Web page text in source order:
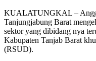
KUALATUNGKAL –
Tanjungjabung Barat
sektor yang dibidang nya
Kabupaten Tanjab Barat
(RSUD).